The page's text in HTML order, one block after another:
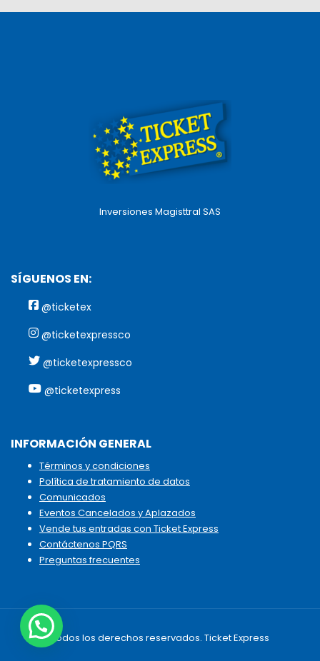
Inversiones Magisttral SAS
SÍGUENOS EN:
@ticketex
@ticketexpressco
@ticketexpressco
@ticketexpress
INFORMACIÓN GENERAL
Términos y condiciones
Política de tratamiento de datos
Comunicados
Eventos Cancelados y Aplazados
Vende tus entradas con Ticket Express
Contáctenos PQRS
Preguntas frecuentes
Todos los derechos reservados. Ticket Express